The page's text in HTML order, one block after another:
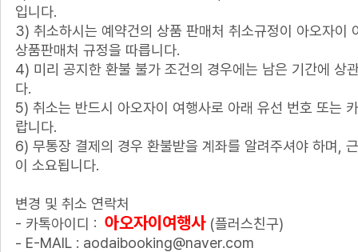
입니다.
3) 취소하시는 예약건의 상품 판매처 취소규정이 아오자이
상품판매처 규정을 따릅니다.
4) 미리 공지한 환불 불가 조건의 경우에는 남은 기간에 상
다.
5) 취소는 반드시 아오자이 여행사로 아래 유선 번호 또는
랍니다.
6) 무통장 결제의 경우 환불받을 계좌를 알려주셔야 하며,
이 소요됩니다.
변경 및 취소 연락처
- 카톡아이디 : 아오자이여행사(플러스친구)
- E-MAIL : aodaibooking@naver.com